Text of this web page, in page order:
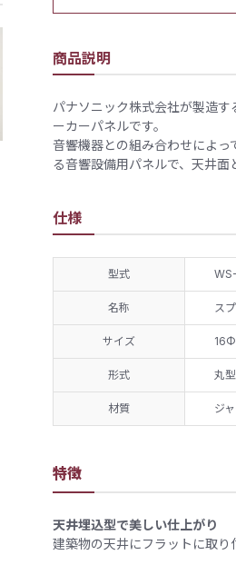
商品説明
パナソニック株式会社が製造
ーカーパネルです。
音響機器との組み合わせによっ
る音響設備用パネルで、天井面
仕様
型式
名称 ス
サイズ 16Φ
形式 丸型
材質 ジ
特徴
天井埋込型で美しい仕上がり
建築物の天井にフラットに取り